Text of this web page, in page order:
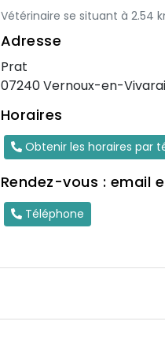
Vétérinaire se situant à 2.54
Adresse
Prat
07240 Vernoux-en-
Horaires
Obtenir les horaires par
Rendez-vous : email
Téléphone